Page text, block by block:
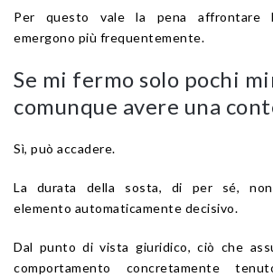
Per questo vale la pena affrontare
emergono più frequentemente.
Se mi fermo solo pochi
comunque avere una
Sì, può accadere.
La durata della sosta, di per sé,
elemento automaticamente decisivo.
Dal punto di vista giuridico, ciò che
comportamento concretamente